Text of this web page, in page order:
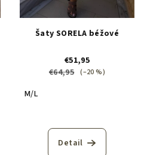
Šaty SORELA béžové
€51,95
€64,95 (–20 %)
M/L
Detail